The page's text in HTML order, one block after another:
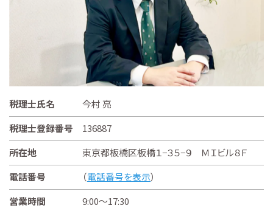
税理士氏名
今村 亮
税理士登録番号
136887
所在地
東京都板橋区板橋１−３５−９ ＭＩビル８Ｆ
電話番号
（電話番号を表示）
営業時間
9:00～17:30